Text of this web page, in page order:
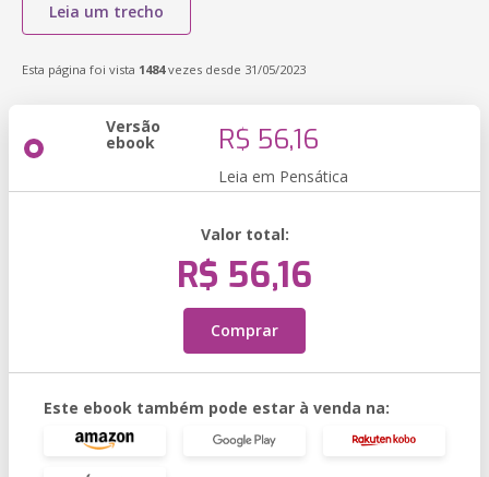
Leia um trecho
Esta página foi vista 1484vezes desde 31/05/2023
Versão
ebook R$ 56,16
Leia em Pensática
Valor total:
R$ 56,16
Comprar
Este ebook também pode estar à venda na: